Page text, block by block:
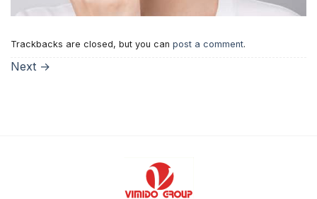
Trackbacks are closed, but you can post a comment.
Next →